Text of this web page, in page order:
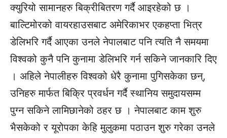
क्युरियो सामानहरु बिक्रीबितरण गर्दै आइरहेको छ ।
बाल्टिमोरको वायरहाउसबाट अमेरिकाभर एकहप्ता भित्र
डेलिभरि गर्दै आएका उनले नेपालबाट पनि त्यति नै समयमा
विश्वको कुनै पनि कुनामा डेलिभरि गर्न सकिने जानकारि दिए
। अहिले नेपालीहरु विश्वको धेरै कुनामा पुगिसकेका छन्,
उनिहरु मार्फत बिक्रि प्रवर्धन गर्दै स्थानिय समुदायसम्म
पुग्न सकिने लामिछानेको ठहर छ । नेपालबाट काम शुरु
भैसकेको र यूरोपका केहि मुलुकमा पठाउन शुरु गरेका उनले